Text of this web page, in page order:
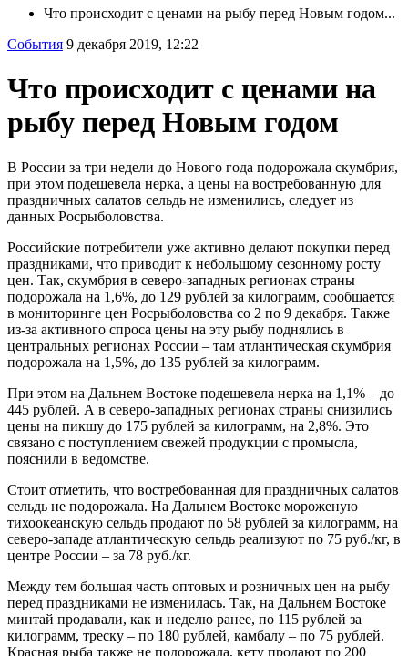
Что происходит с ценами на рыбу перед Новым годом...
События 9 декабря 2019, 12:22
Что происходит с ценами на
рыбу перед Новым годом
В России за три недели до Нового года подорожала скумбрия,
при этом подешевела нерка, а цены на востребованную для
праздничных салатов сельдь не изменились, следует из
данных Росрыболовства.
Российские потребители уже активно делают покупки перед
праздниками, что приводит к небольшому сезонному росту
цен. Так, скумбрия в северо-западных регионах страны
подорожала на 1,6%, до 129 рублей за килограмм, сообщается
в мониторинге цен Росрыболовства со 2 по 9 декабря. Также
из-за активного спроса цены на эту рыбу поднялись в
центральных регионах России – там атлантическая скумбрия
подорожала на 1,5%, до 135 рублей за килограмм.
При этом на Дальнем Востоке подешевела нерка на 1,1% – до
445 рублей. А в северо-западных регионах страны снизились
цены на пикшу до 175 рублей за килограмм, на 2,8%. Это
связано с поступлением свежей продукции с промысла,
пояснили в ведомстве.
Стоит отметить, что востребованная для праздничных салатов
сельдь не подорожала. На Дальнем Востоке мороженую
тихоокеанскую сельдь продают по 58 рублей за килограмм, на
северо-западе атлантическую сельдь реализуют по 75 руб./кг, в
центре России – за 78 руб./кг.
Между тем большая часть оптовых и розничных цен на рыбу
перед праздниками не изменилась. Так, на Дальнем Востоке
минтай продавали, как и неделю ранее, по 115 рублей за
килограмм, треску – по 180 рублей, камбалу – по 75 рублей.
Красная рыба также не подорожала, кету продают по 200